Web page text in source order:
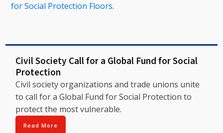
for Social Protection Floors.
Civil Society Call for a Global Fund for Social
Protection
Civil society organizations and trade unions unite
to call for a Global Fund for Social Protection to
protect the most vulnerable.
Read More